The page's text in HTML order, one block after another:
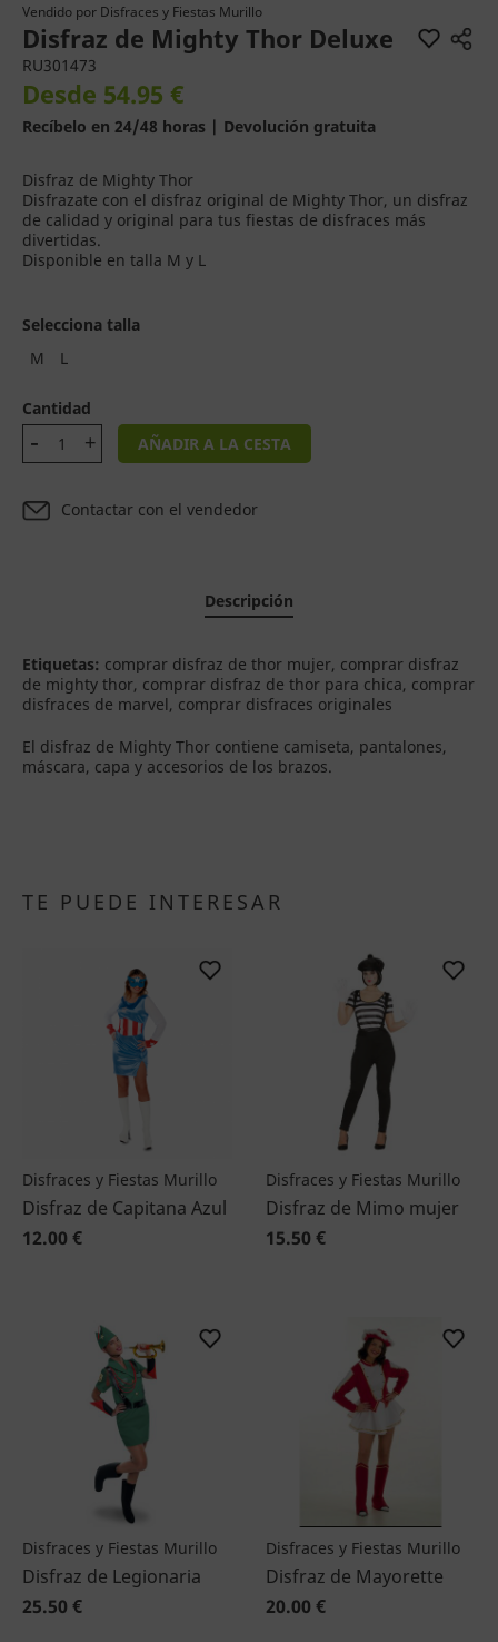
Vendido por Disfraces y Fiestas Murillo
Disfraz de Mighty Thor Deluxe
RU301473
Desde 54.95 €
Recíbelo en 24/48 horas | Devolución gratuita
Disfraz de Mighty Thor
Disfrazate con el disfraz original de Mighty Thor, un disfraz
de calidad y original para tus fiestas de disfraces más
divertidas.
Disponible en talla M y L
Selecciona talla
M
L
Cantidad
AÑADIR A LA CESTA
Contactar con el vendedor
Descripción
Etiquetas: comprar disfraz de thor mujer, comprar disfraz
de mighty thor, comprar disfraz de thor para chica, comprar
disfraces de marvel, comprar disfraces originales
El disfraz de Mighty Thor contiene camiseta, pantalones,
máscara, capa y accesorios de los brazos.
TE PUEDE INTERESAR
Disfraces y Fiestas Murillo
Disfraz de Capitana Azul
12.00 €
Disfraces y Fiestas Murillo
Disfraz de Mimo mujer
15.50 €
Disfraces y Fiestas Murillo
Disfraz de Legionaria
25.50 €
Disfraces y Fiestas Murillo
Disfraz de Mayorette
20.00 €